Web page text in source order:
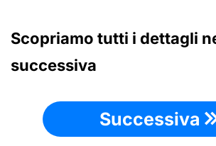
Scopriamo tutti i dettagli
successiva
Successiva